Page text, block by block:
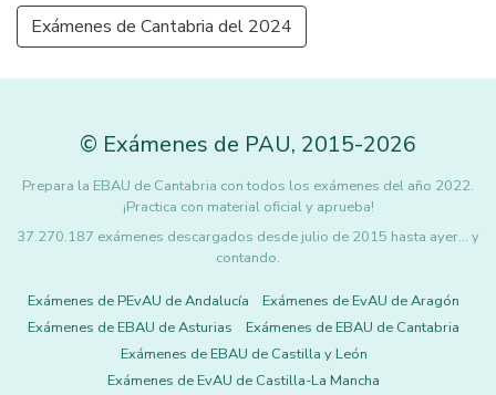
Exámenes de Cantabria del 2024
© Exámenes de PAU, 2015-2026
Prepara la EBAU de Cantabria con todos los exámenes del año 2022.
¡Practica con material oficial y aprueba!
37.270.187 exámenes descargados desde julio de 2015 hasta ayer... y
contando.
Exámenes de PEvAU de Andalucía
Exámenes de EvAU de Aragón
Exámenes de EBAU de Asturias
Exámenes de EBAU de Cantabria
Exámenes de EBAU de Castilla y León
Exámenes de EvAU de Castilla-La Mancha